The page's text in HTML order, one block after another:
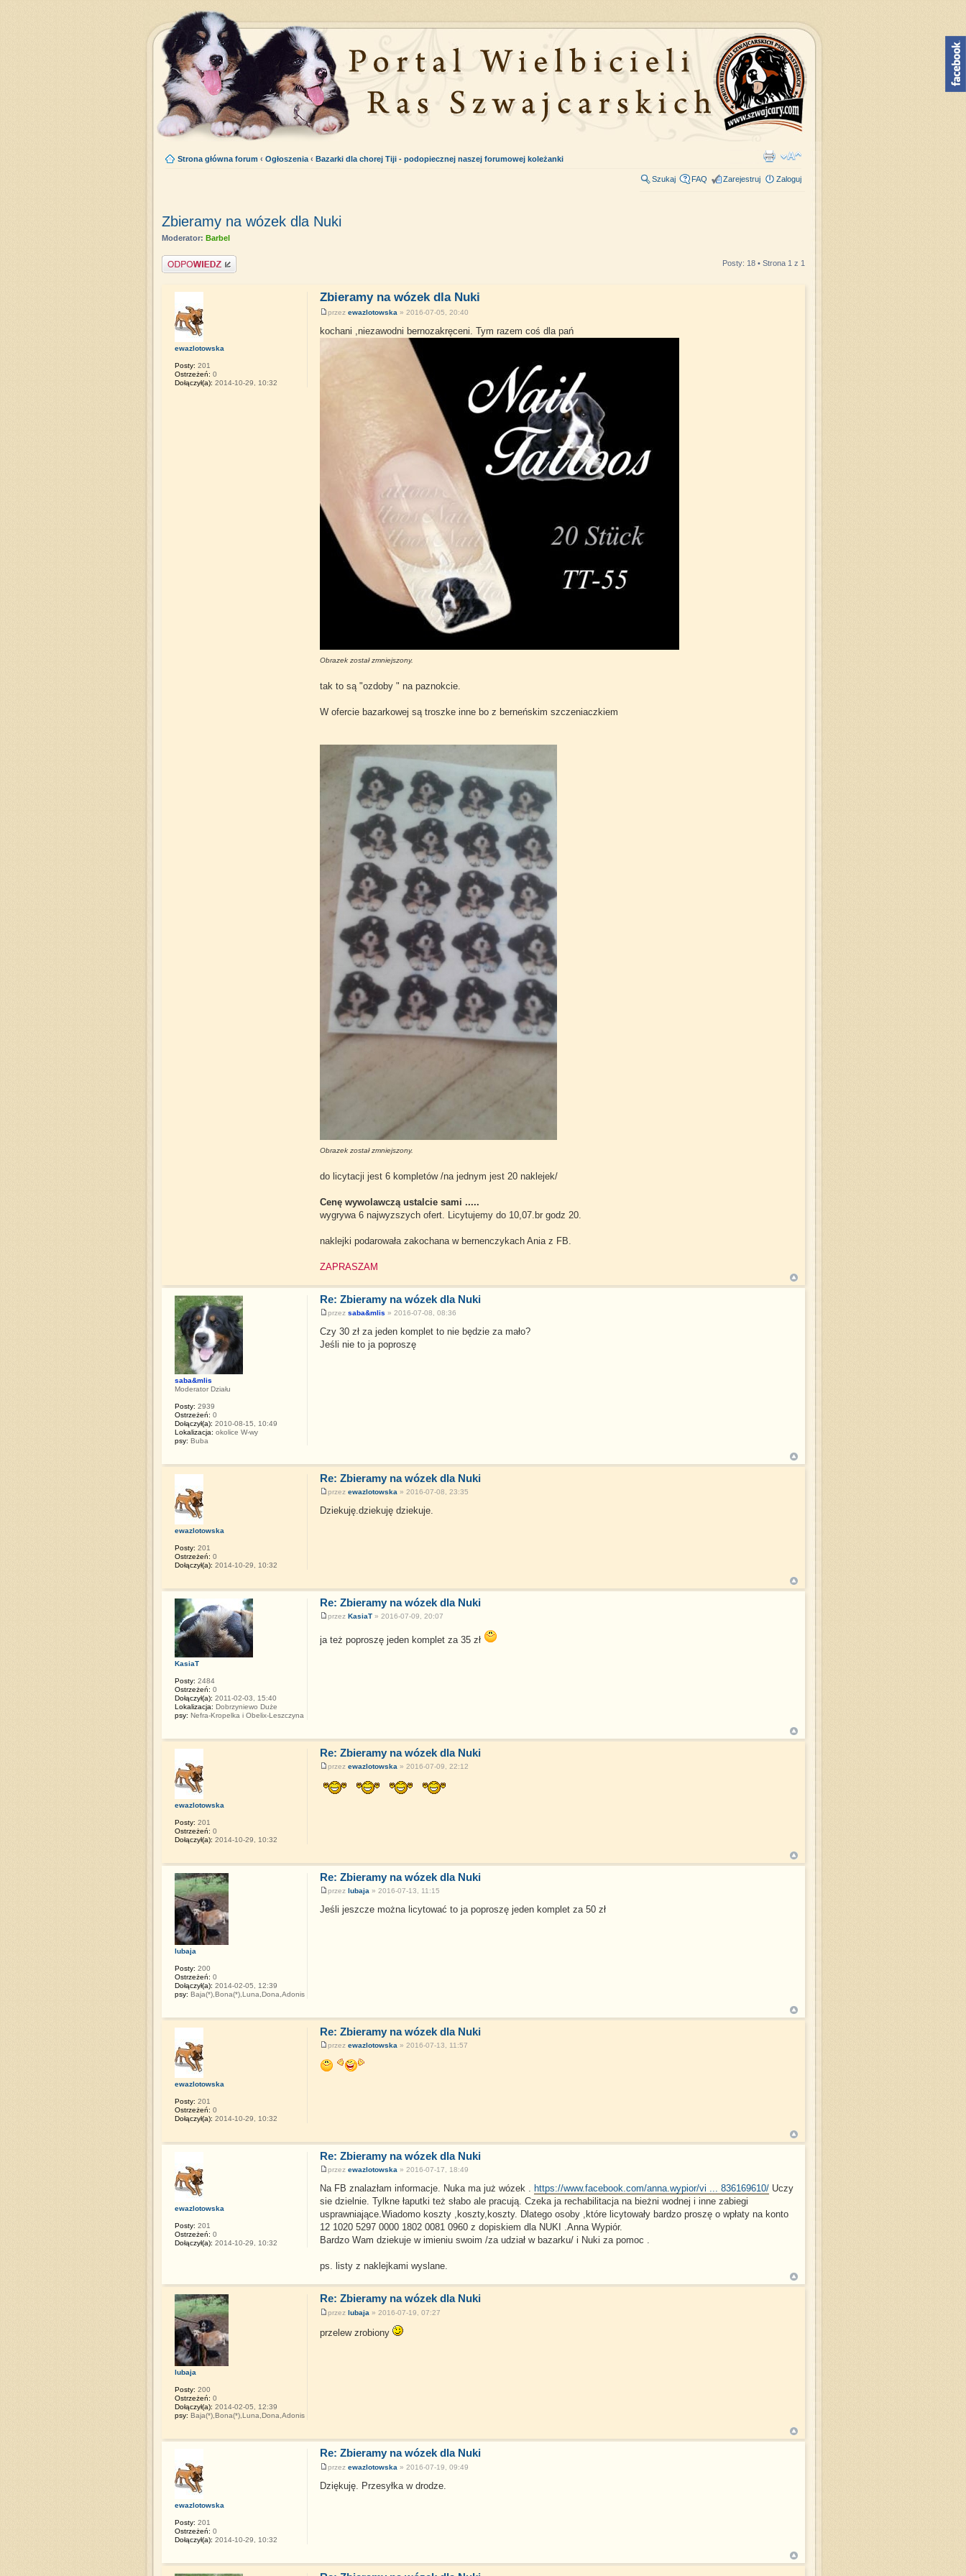
Strona główna forum ‹ Ogłoszenia ‹ Bazarki dla chorej Tiji - podopiecznej naszej forumowej koleżanki
Szukaj FAQ Zarejestruj Zaloguj
Zbieramy na wózek dla Nuki
Moderator: Barbel
Napisz komentarz Posty: 18 • Strona 1 z 1
Zbieramy na wózek dla Nuki
przez ewazlotowska » 2016-07-05, 20:40
kochani ,niezawodni bernozakręceni. Tym razem coś dla pań
Obrazek został zmniejszony.
tak to są "ozdoby " na paznokcie.
W ofercie bazarkowej są troszke inne bo z berneńskim szczeniaczkiem
Obrazek został zmniejszony.
do licytacji jest 6 kompletów /na jednym jest 20 naklejek/
Cenę wywolawczą ustalcie sami .....
wygrywa 6 najwyzszych ofert. Licytujemy do 10,07.br godz 20.
naklejki podarowała zakochana w bernenczykach Ania z FB.
ZAPRASZAM
ewazlotowska
Posty: 201
Ostrzeżeń: 0
Dołączył(a): 2014-10-29, 10:32
Re: Zbieramy na wózek dla Nuki
przez saba&mlis » 2016-07-08, 08:36
Czy 30 zł za jeden komplet to nie będzie za mało?
Jeśli nie to ja poproszę
saba&mlis
Moderator Działu
Posty: 2939
Ostrzeżeń: 0
Dołączył(a): 2010-08-15, 10:49
Lokalizacja: okolice W-wy
psy: Buba
Re: Zbieramy na wózek dla Nuki
przez ewazlotowska » 2016-07-08, 23:35
Dziekuję.dziekuję dziekuje.
ewazlotowska
Posty: 201
Ostrzeżeń: 0
Dołączył(a): 2014-10-29, 10:32
Re: Zbieramy na wózek dla Nuki
przez KasiaT» 2016-07-09, 20:07
ja też poproszę jeden komplet za 35 zł
KasiaT
Posty: 2484
Ostrzeżeń: 0
Dołączył(a): 2011-02-03, 15:40
Lokalizacja: Dobrzyniewo Duże
psy: Nefra-Kropelka i Obelix-Leszczyna
Re: Zbieramy na wózek dla Nuki
przez ewazlotowska » 2016-07-09, 22:12
ewazlotowska
Posty: 201
Ostrzeżeń: 0
Dołączył(a): 2014-10-29, 10:32
Re: Zbieramy na wózek dla Nuki
przez lubaja » 2016-07-13, 11:15
Jeśli jeszcze można licytować to ja poproszę jeden komplet za 50 zł
lubaja
Posty: 200
Ostrzeżeń: 0
Dołączył(a): 2014-02-05, 12:39
psy: Baja(*),Bona(*),Luna,Dona,Adonis
Re: Zbieramy na wózek dla Nuki
przez ewazlotowska » 2016-07-13, 11:57
ewazlotowska
Posty: 201
Ostrzeżeń: 0
Dołączył(a): 2014-10-29, 10:32
Re: Zbieramy na wózek dla Nuki
przez ewazlotowska » 2016-07-17, 18:49
Na FB znalazłam informacje. Nuka ma już wózek . https://www.facebook.com/anna.wypior/vi ... 836169610/Uczy
sie dzielnie. Tylkne łaputki też słabo ale pracują. Czeka ja rechabilitacja na bieżni wodnej i inne zabiegi
usprawniające.Wiadomo koszty ,koszty,koszty. Dlatego osoby ,które licytowały bardzo proszę o wpłaty na konto
12 1020 5297 0000 1802 0081 0960 z dopiskiem dla NUKI .Anna Wypiór.
Bardzo Wam dziekuje w imieniu swoim /za udział w bazarku/ i Nuki za pomoc .
ps. listy z naklejkami wyslane.
ewazlotowska
Posty: 201
Ostrzeżeń: 0
Dołączył(a): 2014-10-29, 10:32
Re: Zbieramy na wózek dla Nuki
przez lubaja » 2016-07-19, 07:27
przelew zrobiony
lubaja
Posty: 200
Ostrzeżeń: 0
Dołączył(a): 2014-02-05, 12:39
psy: Baja(*),Bona(*),Luna,Dona,Adonis
Re: Zbieramy na wózek dla Nuki
przez ewazlotowska » 2016-07-19, 09:49
Dziękuję. Przesyłka w drodze.
ewazlotowska
Posty: 201
Ostrzeżeń: 0
Dołączył(a): 2014-10-29, 10:32